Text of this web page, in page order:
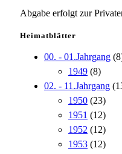
Abgabe erfolgt zur
Heimatblätter
00. - 01.Jahrgang
1949 (8)
02. - 11.Jahrgang
1950 (23)
1951 (12)
1952 (12)
1953 (12)